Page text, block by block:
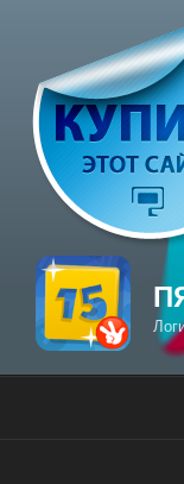
содержимому